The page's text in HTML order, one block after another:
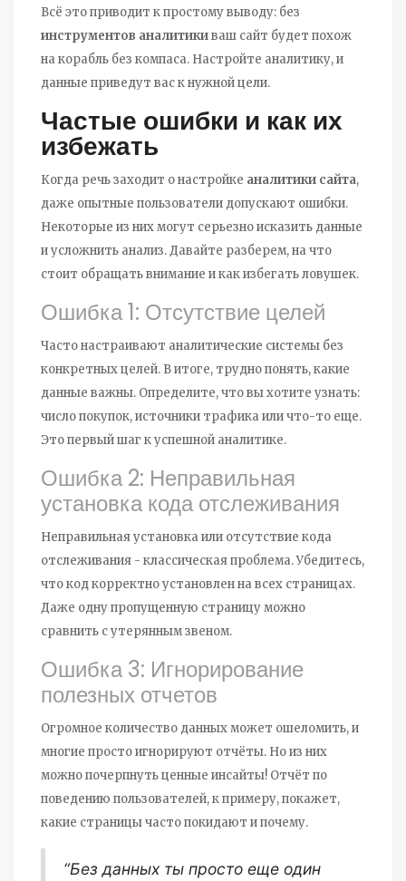
Всё это приводит к простому выводу: без
инструментов аналитикиваш сайт будет похож
на корабль без компаса. Настройте аналитику, и
данные приведут вас к нужной цели.
Частые ошибки и как их
избежать
Когда речь заходит о настройке аналитики сайта,
даже опытные пользователи допускают ошибки.
Некоторые из них могут серьезно исказить данные
и усложнить анализ. Давайте разберем, на что
стоит обращать внимание и как избегать ловушек.
Ошибка 1: Отсутствие целей
Часто настраивают аналитические системы без
конкретных целей. В итоге, трудно понять, какие
данные важны. Определите, что вы хотите узнать:
число покупок, источники трафика или что-то еще.
Это первый шаг к успешной аналитике.
Ошибка 2: Неправильная
установка кода отслеживания
Неправильная установка или отсутствие кода
отслеживания - классическая проблема. Убедитесь,
что код корректно установлен на всех страницах.
Даже одну пропущенную страницу можно
сравнить с утерянным звеном.
Ошибка 3: Игнорирование
полезных отчетов
Огромное количество данных может ошеломить, и
многие просто игнорируют отчёты. Но из них
можно почерпнуть ценные инсайты! Отчёт по
поведению пользователей, к примеру, покажет,
какие страницы часто покидают и почему.
“Без данных ты просто еще один